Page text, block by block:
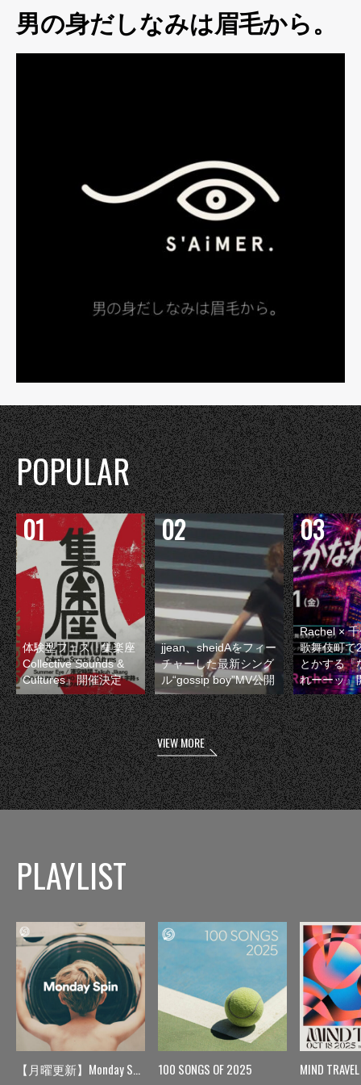
男の身だしなみは眉毛から。
POPULAR
体験型フェス『集楽座
Collective Sounds &
Cultures』開催決定
jjean、sheidAをフィー
チャーした最新シング
ル“gossip boy”MV公開
Rachel ×
歌舞伎町で
とかする『
れーーッ』
VIEW MORE
PLAYLIST
【月曜更新】Monday Spin 100 SONGS OF 2025 MIND TRAVEL